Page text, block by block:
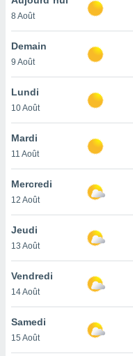
et
»,
au
vous
qu'ils
ou
le
ainsi
un
la
du
en
8 Août
Demain
9 Août
Lundi
10 Août
Mardi
11 Août
Mercredi
12 Août
Jeudi
13 Août
Vendredi
14 Août
Samedi
15 Août